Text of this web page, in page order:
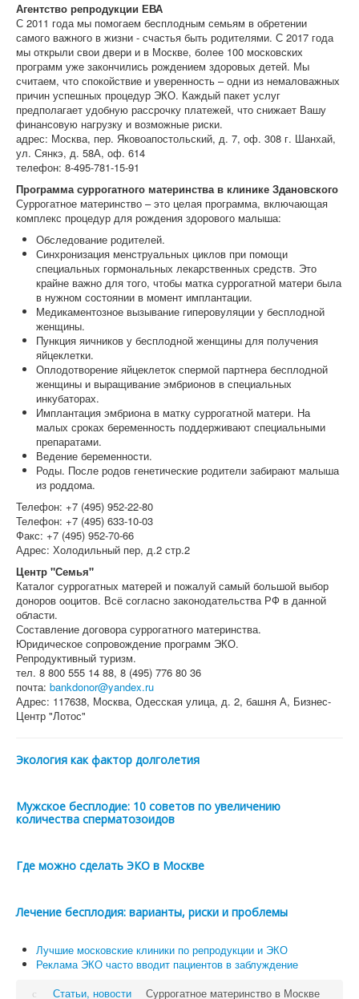
Агентство репродукции ЕВА
С 2011 года мы помогаем бесплодным семьям в обретении
самого важного в жизни - счастья быть родителями. С 2017 года
мы открыли свои двери и в Москве, более 100 московских
программ уже закончились рождением здоровых детей. Мы
считаем, что спокойствие и уверенность – одни из немаловажных
причин успешных процедур ЭКО. Каждый пакет услуг
предполагает удобную рассрочку платежей, что снижает Вашу
финансовую нагрузку и возможные риски.
адрес: Москва, пер. Яковоапостольский, д. 7, оф. 308 г. Шанхай,
ул. Сянкэ, д. 58А, оф. 614
телефон: 8-495-781-15-91
Программа суррогатного материнства в клинике Здановского
Суррогатное материнство – это целая программа, включающая
комплекс процедур для рождения здорового малыша:
Обследование родителей.
Синхронизация менструальных циклов при помощи
специальных гормональных лекарственных средств. Это
крайне важно для того, чтобы матка суррогатной матери была
в нужном состоянии в момент имплантации.
Медикаментозное вызывание гиперовуляции у бесплодной
женщины.
Пункция яичников у бесплодной женщины для получения
яйцеклетки.
Оплодотворение яйцеклеток спермой партнера бесплодной
женщины и выращивание эмбрионов в специальных
инкубаторах.
Имплантация эмбриона в матку суррогатной матери. На
малых сроках беременность поддерживают специальными
препаратами.
Ведение беременности.
Роды. После родов генетические родители забирают малыша
из роддома.
Телефон: +7 (495) 952-22-80
Телефон: +7 (495) 633-10-03
Факс: +7 (495) 952-70-66
Адрес: Холодильный пер, д.2 стр.2
Центр "Семья"
Каталог суррогатных матерей и пожалуй самый большой выбор
доноров ооцитов. Всё согласно законодательства РФ в данной
области.
Составление договора суррогатного материнства.
Юридическое сопровождение программ ЭКО.
Репродуктивный туризм.
тел. 8 800 555 14 88, 8 (495) 776 80 36
почта: bankdonor@yandex.ru
Адрес: 117638, Москва, Одесская улица, д. 2, башня А, Бизнес-
Центр "Лотос"
Экология как фактор долголетия
Мужское бесплодие: 10 советов по увеличению
количества сперматозоидов
Где можно сделать ЭКО в Москве
Лечение бесплодия: варианты, риски и проблемы
Лучшие московские клиники по репродукции и ЭКО
Реклама ЭКО часто вводит пациентов в заблуждение
Статьи, новости
Суррогатное материнство в Москве